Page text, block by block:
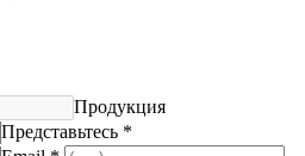
Продукция
Представьтесь *